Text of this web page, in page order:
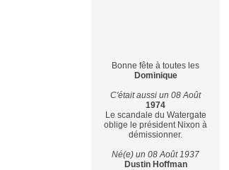
Bonne fête à toutes les
Dominique
C'était aussi un 08 Août
1974
Le scandale du Watergate
oblige le président Nixon à
démissionner.
Né(e) un 08 Août 1937
Dustin Hoffman